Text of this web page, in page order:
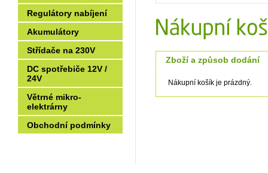
Zboží a způsob dodání
Nákupní košík je prázdný.
Regulátory nabíjení
Akumulátory
Střídače na 230V
DC spotřebiče 12V /
24V
Větrné mikro-
elektrárny
Obchodní podmínky